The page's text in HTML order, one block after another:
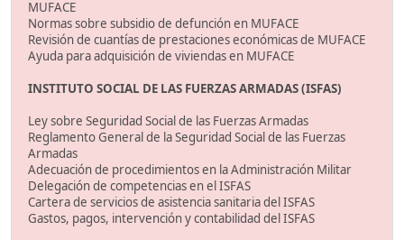
MUFACE
Normas sobre subsidio de defunción en MUFACE
Revisión de cuantías de prestaciones económicas de MUFACE
Ayuda para adquisición de viviendas en MUFACE
INSTITUTO SOCIAL DE LAS FUERZAS ARMADAS (ISFAS)
Ley sobre Seguridad Social de las Fuerzas Armadas
Reglamento General de la Seguridad Social de las Fuerzas
Armadas
Adecuación de procedimientos en la Administración Militar
Delegación de competencias en el ISFAS
Cartera de servicios de asistencia sanitaria del ISFAS
Gastos, pagos, intervención y contabilidad del ISFAS